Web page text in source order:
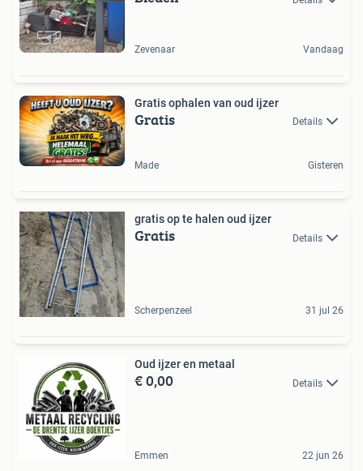
Zevenaar Vandaag
Gratis ophalen van oud ijzer
Gratis Details
Made Gisteren
gratis op te halen oud ijzer
Gratis Details
Scherpenzeel 31 jul 26
Oud ijzer en metaal
€ 0,00 Details
Emmen 22 jun 26